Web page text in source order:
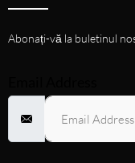
Abonați-vă la buletinul